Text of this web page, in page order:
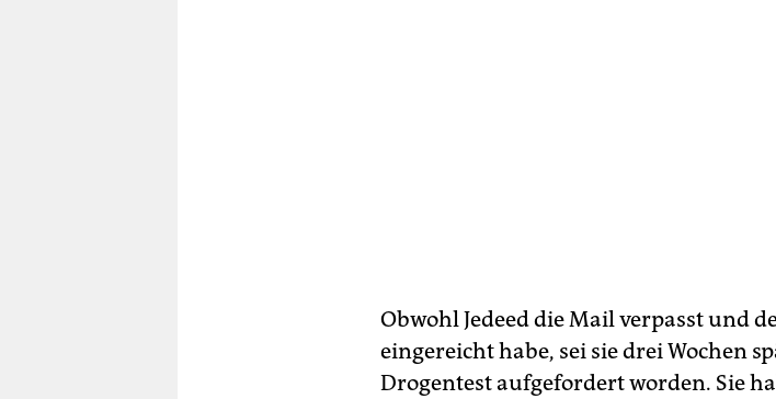
Obwohl Jedeed die Mail verpasst und
eingereicht habe, sei sie drei Wochen
Drogentest aufgefordert worden. Sie